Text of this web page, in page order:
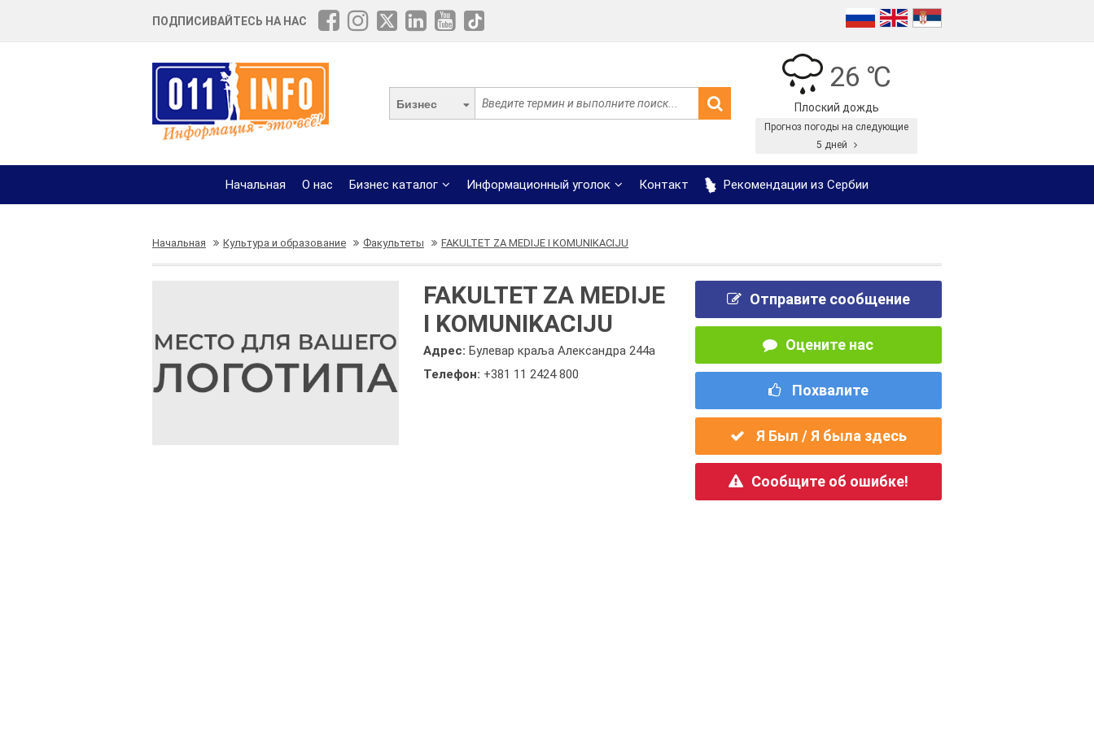
ПОДПИСИВАЙТЕСЬ НА НАС
Бизнес
26 ℃
Плоский дождь
Прогноз погоды на следующие
5 дней
Начальная О нас Бизнес каталог Информационный уголок Контакт Рекомендации из Сербии
Начальная Культура и образование Факультеты FAKULTET ZA MEDIJE I KOMUNIKACIJU
FAKULTET ZA MEDIJE
I KOMUNIKACIJU
Адрес:Булевар краља Александра 244а
Телефон: +381 11 2424 800
Отправите сообщение
Оцените нас
Похвалите
Я Был / Я была здесь
Сообщите об ошибке!